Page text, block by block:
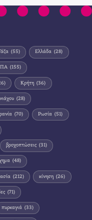
(55) Ελλάδα (28)
(155)
Κρήτη (36)
(28)
(70) Ρωσία (51)
βροχοπτώσεις (31)
(48)
(212) κίνηση (26)
(71)
πυρκαγιά (33)